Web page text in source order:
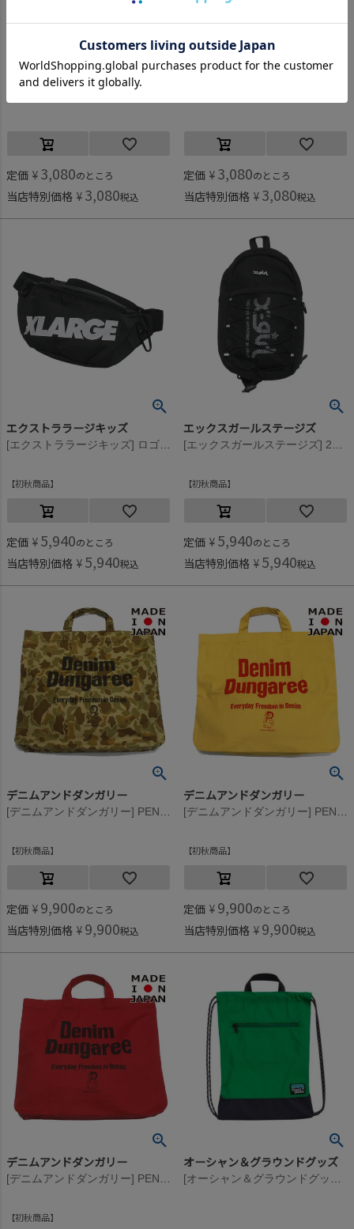
オーシャン＆グラウンドグッズ
定価 ¥ 3,080のところ
当店特別価格 ¥ 3,080税込
オーシャン＆グラウンドグッズ
定価 ¥ 3,080のところ
当店特別価格 ¥ 3,080税込
エクストララージキッズ
初秋商品
定価 ¥ 5,940のところ
当店特別価格 ¥ 5,940税込
エックスガールステージズ
初秋商品
定価 ¥ 5,940のところ
当店特別価格 ¥ 5,940税込
デニムアンドダンガリー
初秋商品
定価 ¥ 9,900のところ
当店特別価格 ¥ 9,900税込
デニムアンドダンガリー
初秋商品
定価 ¥ 9,900のところ
当店特別価格 ¥ 9,900税込
デニムアンドダンガリー
初秋商品
オーシャン＆グラウンドグッズ